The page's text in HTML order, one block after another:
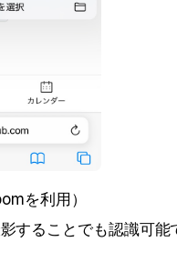
を利用）
することでも認識可能